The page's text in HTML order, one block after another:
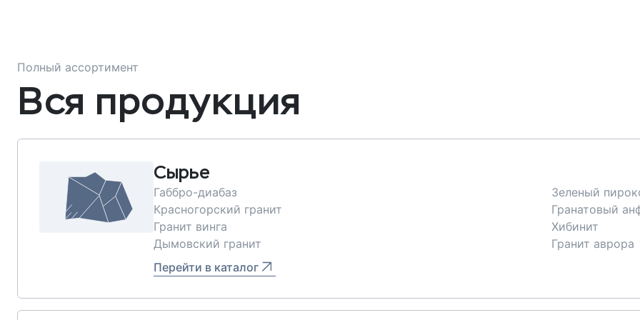
Полный ассортимент
Вся продукция
Сырье
Габбро-диабаз
Красногорский гранит
Гранит винга
Дымовский гранит
Зеленый
Гранатовый
Хибинит
Гранит аврора
Перейти в каталог